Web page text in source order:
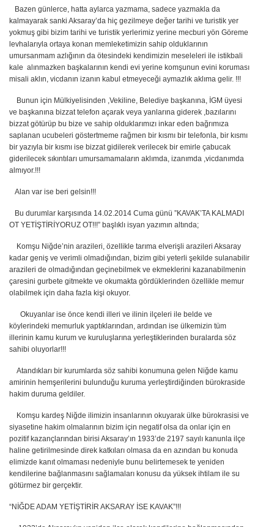
Bazen günlerce, hatta aylarca yazmama, sadece yazmakla da
kalmayarak sanki Aksaray’da hiç gezilmeye değer tarihi ve turistik yer
yokmuş gibi bizim tarihi ve turistik yerlerimiz yerine mecburi yön Göreme
levhalarıyla ortaya konan memleketimizin sahip olduklarının
umursanmam azlığının da ötesindeki kendimizin meseleleri ile istikbali
kale alınmazken başkalarının kendi evi yerine komşunun evini koruması
misali aklın, vicdanın izanın kabul etmeyeceği aymazlık aklıma gelir. !!!
Bunun için Mülkiyelisinden ,Vekiline, Belediye başkanına, İGM üyesi
ve başkanına bizzat telefon açarak veya yanlarına giderek ,bazılarını
bizzat götürüp bu bize ve sahip olduklarımızı inkar eden bağrımıza
saplanan ucubeleri göstertmeme rağmen bir kısmı bir telefonla, bir kısmı
bir yazıyla bir kısmı ise bizzat gidilerek verilecek bir emirle çabucak
giderilecek sıkıntıları umursamamaların aklımda, izanımda ,vicdanımda
almıyor.!!!
Alan var ise beri gelsin!!!
Bu durumlar karşısında 14.02.2014 Cuma günü ”KAVAK’TA KALMADI
OT YETİŞTİRİYORUZ OT!!!” başlıklı isyan yazımın altında;
Komşu Niğde’nin arazileri, özellikle tarıma elverişli arazileri Aksaray
kadar geniş ve verimli olmadığından, bizim gibi yeterli şekilde sulanabilir
arazileri de olmadığından geçinebilmek ve ekmeklerini kazanabilmenin
çaresini gurbete gitmekte ve okumakta gördüklerinden özellikle memur
olabilmek için daha fazla kişi okuyor.
Okuyanlar ise önce kendi illeri ve ilinin ilçeleri ile belde ve
köylerindeki memurluk yaptıklarından, ardından ise ülkemizin tüm
illerinin kamu kurum ve kuruluşlarına yerleştiklerinden buralarda söz
sahibi oluyorlar!!!
Atandıkları bir kurumlarda söz sahibi konumuna gelen Niğde kamu
amirinin hemşerilerini bulunduğu kuruma yerleştirdiğinden bürokraside
hakim duruma geldiler.
Komşu kardeş Niğde ilimizin insanlarının okuyarak ülke bürokrasisi ve
siyasetine hakim olmalarının bizim için negatif olsa da onlar için en
pozitif kazançlarından birisi Aksaray’ın 1933’de 2197 sayılı kanunla ilçe
haline getirilmesinde direk katkıları olmasa da en azından bu konuda
elimizde kanıt olmaması nedeniyle bunu belirtemesek te yeniden
kendilerine bağlanmasını sağlamaları konusu da yüksek ihtilam ile su
götürmez bir gerçektir.
“NİĞDE ADAM YETİŞTİRİR AKSARAY İSE KAVAK”!!!